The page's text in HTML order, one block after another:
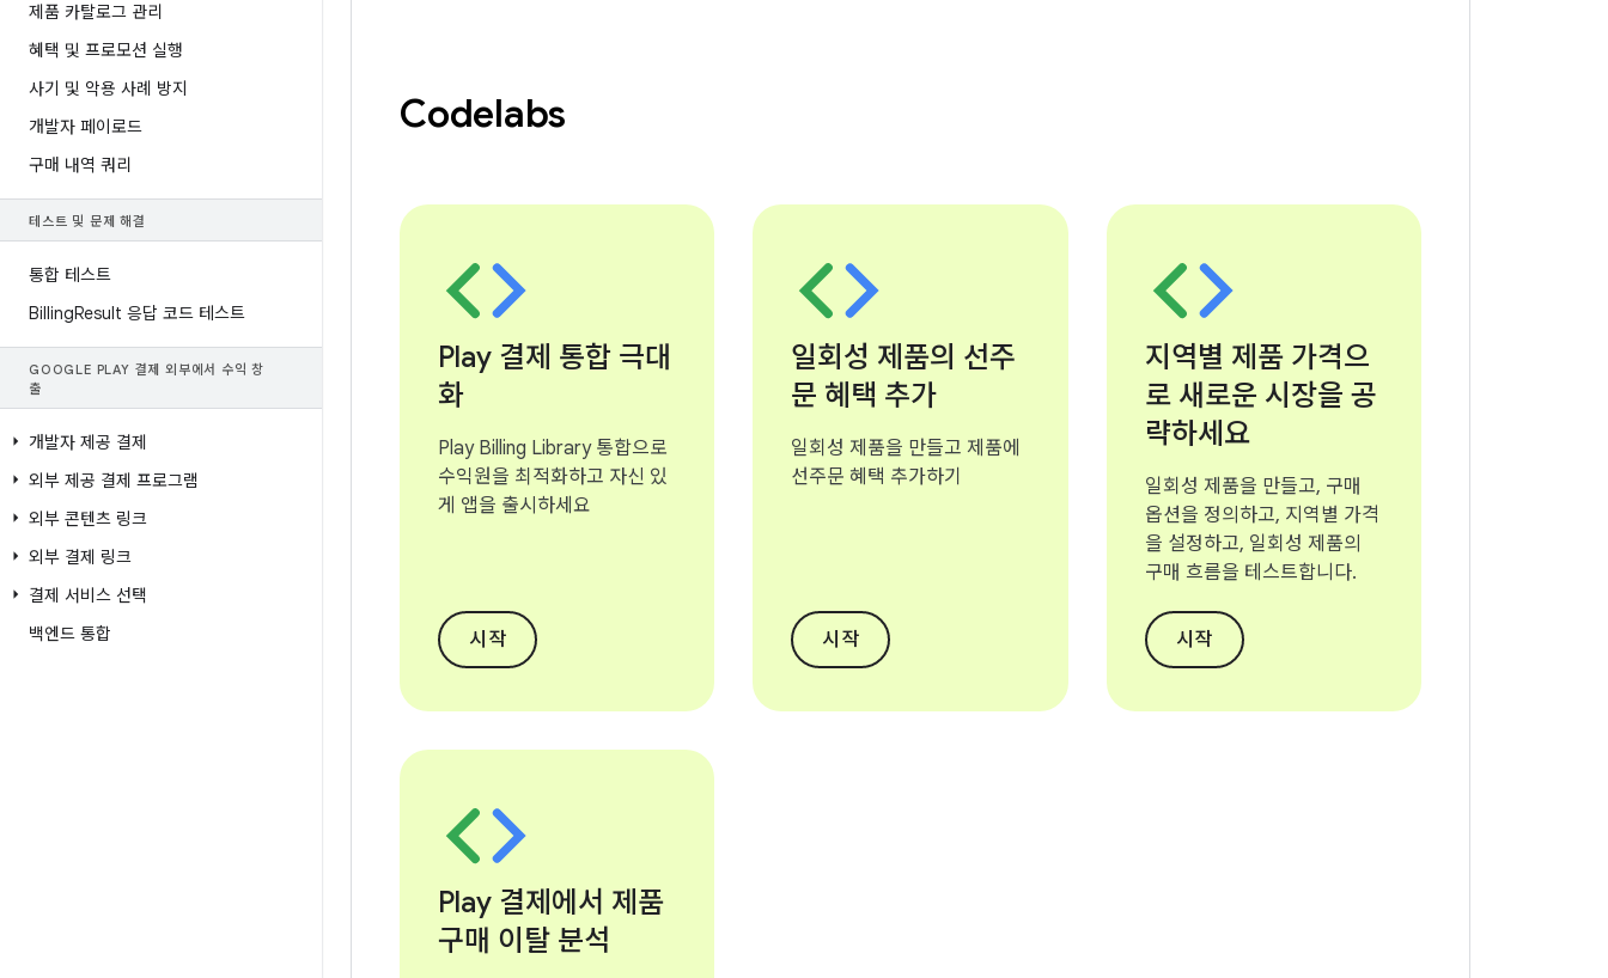
제품 카탈로그 관리
혜택 및 프로모션 실행
사기 및 악용 사례 방지
개발자 페이로드
구매 내역 쿼리
테스트 및 문제 해결
통합 테스트
BillingResult 응답 코드 테스트
GOOGLE PLAY 결제 외부에서 수익 창
출
개발자 제공 결제
외부 제공 결제 프로그램
외부 콘텐츠 링크
외부 결제 링크
결제 서비스 선택
백엔드 통합
Codelabs
Play 결제 통합 극대
화
Play Billing Library 통합으로
수익원을 최적화하고 자신 있
게 앱을 출시하세요
시작
일회성 제품의 선주
문 혜택 추가
일회성 제품을 만들고 제품에
선주문 혜택 추가하기
시작
지역별 제품 가격으
로 새로운 시장을 공
략하세요
일회성 제품을 만들고, 구매
옵션을 정의하고, 지역별 가격
을 설정하고, 일회성 제품의
구매 흐름을 테스트합니다.
시작
Play 결제에서 제품
구매 이탈 분석